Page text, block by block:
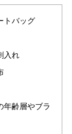
トバッグ
入れ
齢層やブラ